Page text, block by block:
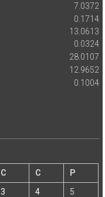
7.0372
0.1714
13.0613
0.0324
28.0107
12.9652
0.1004
C C
P
3 4
5